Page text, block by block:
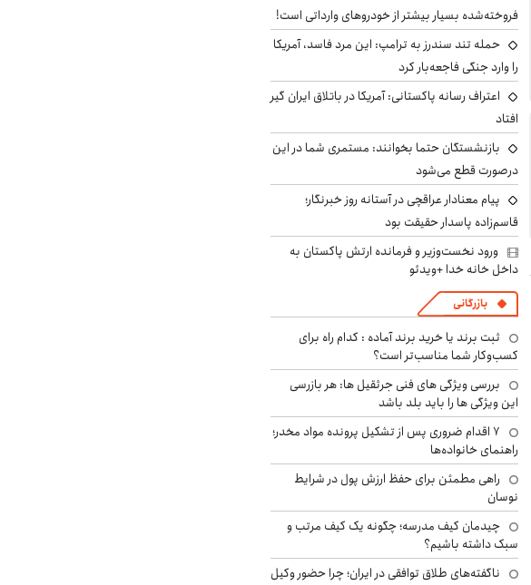
فروخته‌شده بسیار بیشتر از خودروهای وارداتی است!
حمله تند سندرز به ترامپ: این مرد فاسد، آمریکا
را وارد جنگی فاجعه‌بار کرد
اعتراف رسانه پاکستانی: آمریکا در باتلاق ایران گیر
افتاد
بازنشستگان حتما بخوانند: مستمری شما در این
درصورت قطع می‌شود
پیام معنادار عراقچی در آستانه روز خبرنگار؛
قاسم‌زاده پاسدار حقیقت بود
ورود نخست‌وزیر و فرمانده ارتش پاکستان به
داخل خانه خدا +ویدئو
بازرگانی
ثبت برند یا خرید برند آماده : کدام راه برای
کسب‌وکار شما مناسب‌تر است؟
بررسی ویژگی های فنی جرثقیل ها: هر بازرسی
این ویژگی ها را باید بلد باشد
۷ اقدام ضروری پس از تشکیل پرونده مواد مخدر؛
راهنمای خانواده‌ها
راهی مطمئن برای حفظ ارزش پول در شرایط
نوسان
چیدمان کیف مدرسه؛ چگونه یک کیف مرتب و
سبک داشته باشیم؟
ناگفته‌های طلاق توافقی در ایران؛ چرا حضور وکیل